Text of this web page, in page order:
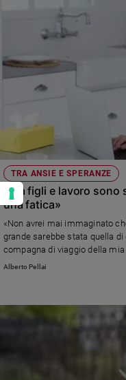
TRA ANSIE E SPERANZE
«Tra figli e lavoro
una fatica»
«Non avrei mai immaginato
grande sarebbe stata quella
compagna di viaggio della
Leggi la risposta di Alberto
Alberto Pellai